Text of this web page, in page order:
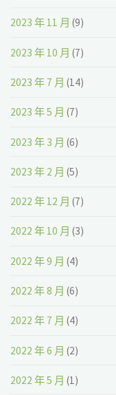
2023 年 11 月 (9)
2023 年 10 月 (7)
2023 年 7 月 (14)
2023 年 5 月 (7)
2023 年 3 月 (6)
2023 年 2 月 (5)
2022 年 12 月 (7)
2022 年 10 月 (3)
2022 年 9 月 (4)
2022 年 8 月 (6)
2022 年 7 月 (4)
2022 年 6 月 (2)
2022 年 5 月 (1)